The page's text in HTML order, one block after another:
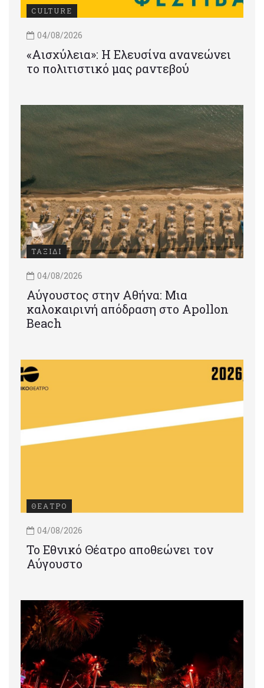
CULTURE
04/08/2026
«Αισχύλεια»: Η Ελευσίνα ανανεώνει
το πολιτιστικό μας ραντεβού
ΤΑΞΙΔΙ
04/08/2026
Αύγουστος στην Αθήνα: Μια
καλοκαιρινή απόδραση στο Apollon
Beach
ΘΕΑΤΡΟ
04/08/2026
Το Εθνικό Θέατρο αποθεώνει τον
Αύγουστο